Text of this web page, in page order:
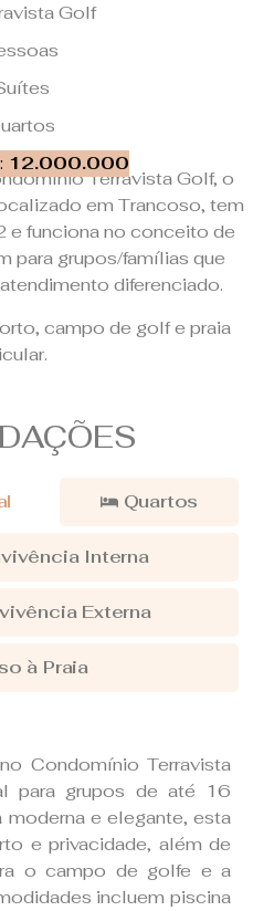
Golf
12.000.000
Terravista Golf, o
em Trancoso, tem
e funciona no conceito de
para grupos/famílias que
diferenciado.
campo de golf e praia
Quartos
Interna
Externa
à Praia
Condomínio Terravista
para grupos de até 16
moderna e elegante, esta
e privacidade, além de
o campo de golfe e a
incluem piscina